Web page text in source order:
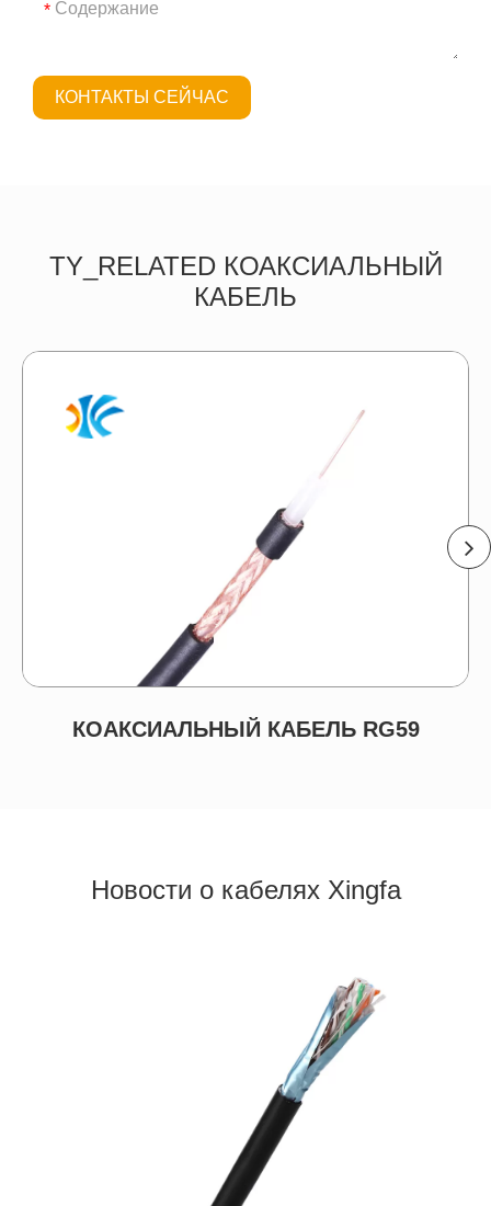
*
КОНТАКТЫ СЕЙЧАС
TY_RELATED КОАКСИАЛЬНЫЙ
КАБЕЛЬ
КОАКСИАЛЬНЫЙ КАБЕЛЬ RG59
Новости о кабелях Xingfa